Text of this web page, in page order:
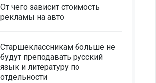
От чего зависит стоимость
рекламы на авто
Старшеклассникам больше не
будут преподавать русский
язык и литературу по
отдельности